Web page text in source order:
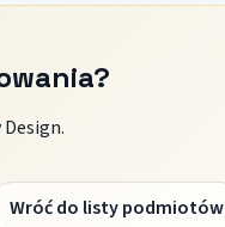
Wróć do listy podmiotów